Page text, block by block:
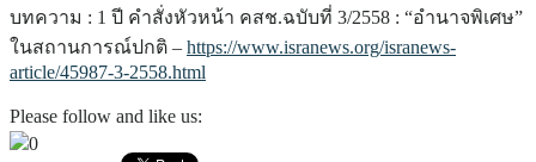
บทความ : 1 ปี คำสั่งหัวหน้า คสช.ฉบับที่ 3/2558 : “อำนาจพิเศษ”
ในสถานการณ์ปกติ – https://www.isranews.org/isranews-
article/45987-3-2558.html
Please follow and like us:
0